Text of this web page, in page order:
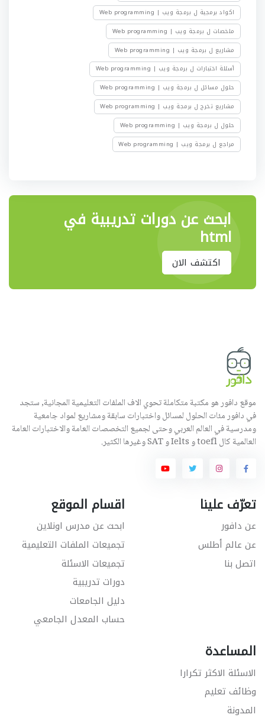
اكواد برمجية ل برمجة ويب | Web programming
ملخصات ل برمجة ويب | Web programming
مشاريع ل برمجة ويب | Web programming
أسئلة اختبارات ل برمجة ويب | Web programming
حلول مسائل ل برمجة ويب | Web programming
مشاريع تخرج ل برمجة ويب | Web programming
حلول ل برمجة ويب | Web programming
مراجع ل برمجة ويب | Web programming
ابحث عن دورات تدريبية في
html
اكتشف الان
موقع دافور هو مكتبة متكاملة تحوي الاف الملفات التعليمية المجانية, ستجد
في دافور مئات الحلول لمسائل واختبارات سابقة ومشاريع لمواد جامعية
ومدرسية في العالم العربي وحتى لجميع التخصصات العامة والاختبارات العامة
العالمية كال toefl و Ielts و SAT وغيرها الكثير.
تعرّف علينا
عن دافور
عن عالم أطلس
اتصل بنا
اقسام الموقع
ابحث عن مدرس اونلاين
تجميعات الملفات التعليمية
تجميعات الاسئلة
دورات تدريبية
دليل الجامعات
حساب المعدل الجامعي
المساعدة
الاسئلة الاكثر تكرارا
وظائف تعليم
المدونة